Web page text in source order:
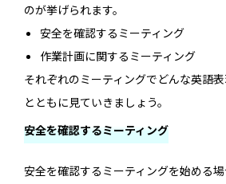
のが挙げられます。
安全を確認するミーティング
作業計画に関するミーティング
それぞれのミーティングでどんな英語
とともに見ていきましょう。
安全を確認するミーティング
安全を確認するミーティングを始める